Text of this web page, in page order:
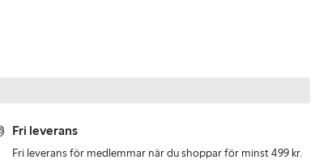
Fri leverans
Fri leverans för medlemmar när du shoppar för minst 499 kr.